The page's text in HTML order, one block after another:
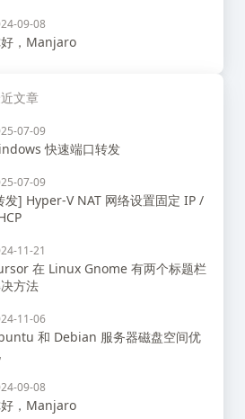
09-08
，Manjaro
文章
07-09
快速端口转发
07-09
发] Hyper-V NAT 网络设置固定 IP /
11-21
在 Linux Gnome 有两个标题栏
方法
11-06
和 Debian 服务器磁盘空间优
09-08
，Manjaro